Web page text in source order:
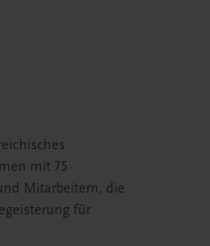
mit 75
Mitarbeitern, die
für